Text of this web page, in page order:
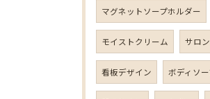
マグネットソープホルダー
モイストクリーム サロ
看板デザイン ボディソ